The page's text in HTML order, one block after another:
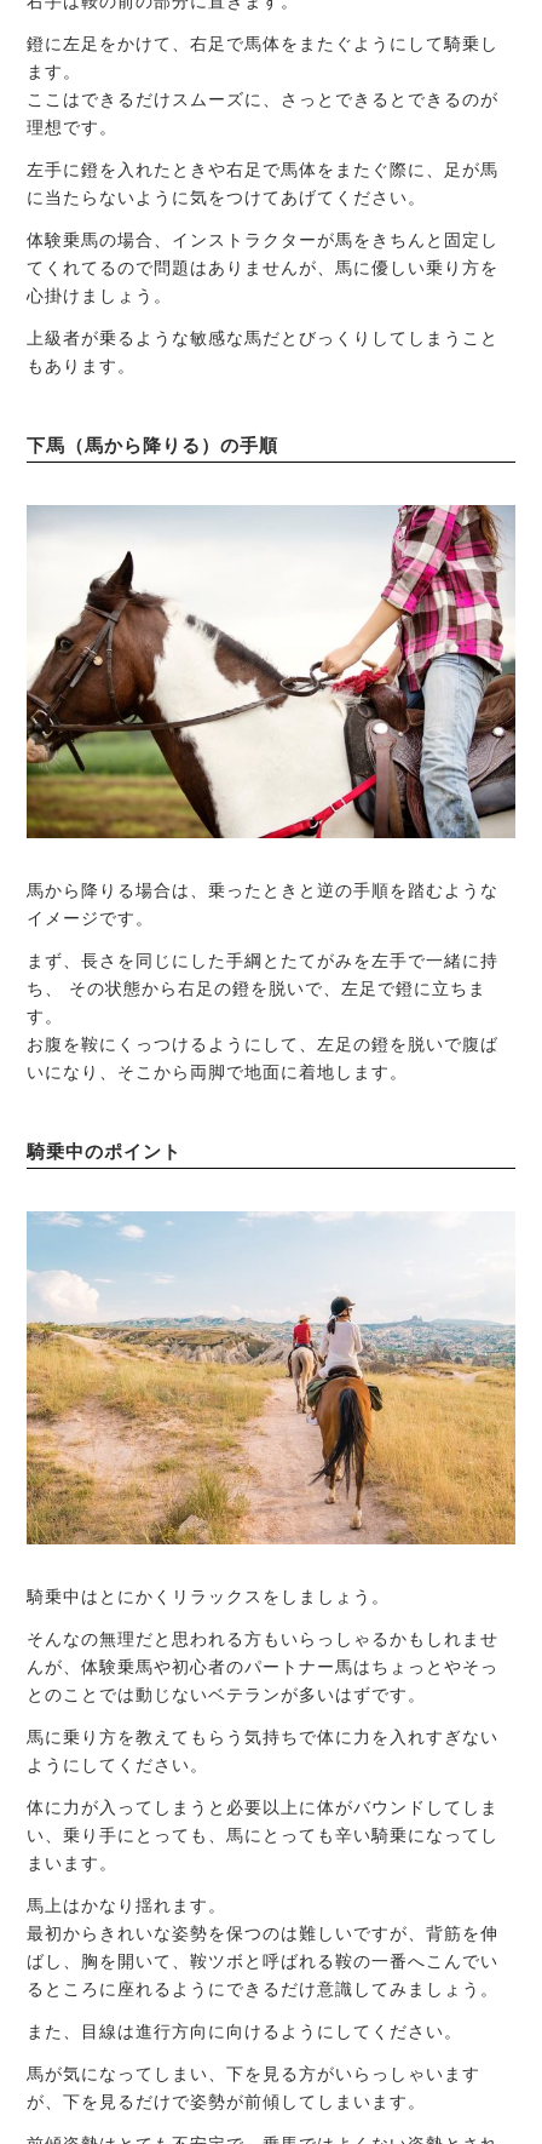
鐙に左足をかけて、右足で馬体をまたぐようにして騎乗し
ます。
ここはできるだけスムーズに、さっとできるとできるのが
理想です。
左手に鐙を入れたときや右足で馬体をまたぐ際に、足が馬
に当たらないように気をつけてあげてください。
体験乗馬の場合、インストラクターが馬をきちんと固定し
てくれてるので問題はありませんが、馬に優しい乗り方を
心掛けましょう。
上級者が乗るような敏感な馬だとびっくりしてしまうこと
もあります。
下馬（馬から降りる）の手順
馬から降りる場合は、乗ったときと逆の手順を踏むような
イメージです。
まず、長さを同じにした手綱とたてがみを左手で一緒に持
ち、 その状態から右足の鐙を脱いで、左足で鐙に立ちま
す。
お腹を鞍にくっつけるようにして、左足の鐙を脱いで腹ば
いになり、そこから両脚で地面に着地します。
騎乗中のポイント
騎乗中はとにかくリラックスをしましょう。
そんなの無理だと思われる方もいらっしゃるかもしれませ
んが、体験乗馬や初心者のパートナー馬はちょっとやそっ
とのことでは動じないベテランが多いはずです。
馬に乗り方を教えてもらう気持ちで体に力を入れすぎない
ようにしてください。
体に力が入ってしまうと必要以上に体がバウンドしてしま
い、乗り手にとっても、馬にとっても辛い騎乗になってし
まいます。
馬上はかなり揺れます。
最初からきれいな姿勢を保つのは難しいですが、背筋を伸
ばし、胸を開いて、鞍ツボと呼ばれる鞍の一番へこんでい
るところに座れるようにできるだけ意識してみましょう。
また、目線は進行方向に向けるようにしてください。
馬が気になってしまい、下を見る方がいらっしゃいます
が、下を見るだけで姿勢が前傾してしまいます。